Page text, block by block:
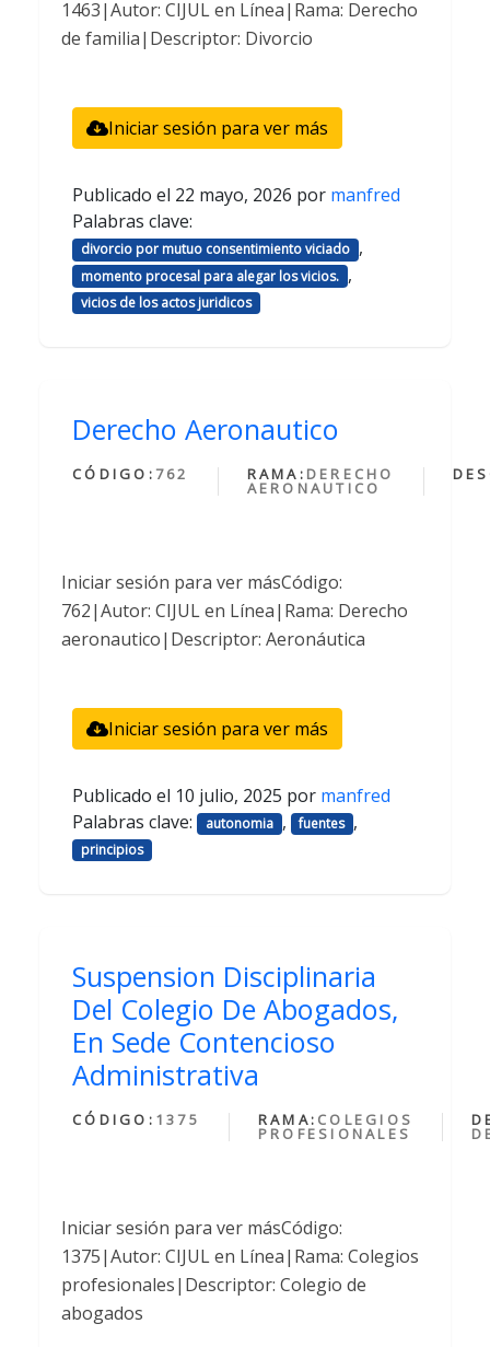
1463|Autor: CIJUL en Línea|Rama: Derecho
de familia|Descriptor: Divorcio
Iniciar sesión para ver más
Publicado el 22 mayo, 2026 por manfred
Palabras clave:
divorcio por mutuo consentimiento viciado ,
momento procesal para alegar los vicios. ,
vicios de los actos juridicos
Derecho Aeronautico
CÓDIGO: 762 RAMA: DERECHO
AERONAUTICO
Iniciar sesión para ver másCódigo:
762|Autor: CIJUL en Línea|Rama: Derecho
aeronautico|Descriptor: Aeronáutica
Iniciar sesión para ver más
Publicado el 10 julio, 2025 por manfred
Palabras clave:
autonomia , fuentes ,
principios
Suspension Disciplinaria
Del Colegio De Abogados,
En Sede Contencioso
Administrativa
CÓDIGO: 1375 RAMA: COLEGIOS
PROFESIONALES
Iniciar sesión para ver másCódigo:
1375|Autor: CIJUL en Línea|Rama: Colegios
profesionales|Descriptor: Colegio de
abogados